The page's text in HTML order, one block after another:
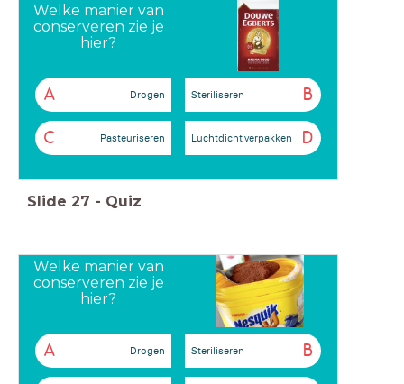
Welke manier van
conserveren zie je
hier?
A Drogen B
Steriliseren
C Pasteuriseren D
Luchtdicht verpakken
Slide 27 - Quiz
Welke manier van
conserveren zie je
hier?
A Drogen B
Steriliseren